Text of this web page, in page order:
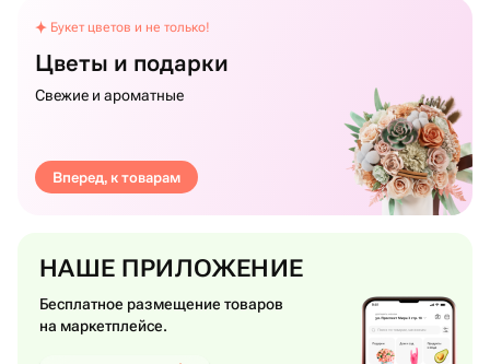
Букет цветов и не только!
Цветы и подарки
Свежие и ароматные
Вперед, к товарам
НАШЕ ПРИЛОЖЕНИЕ
Бесплатное размещение товаров
на маркетплейсе.